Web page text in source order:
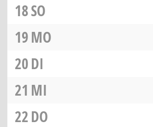
18SO
19MO
20DI
21 MI
22DO